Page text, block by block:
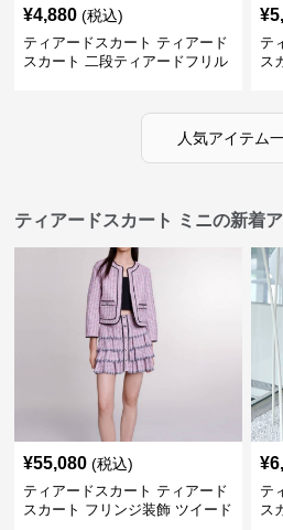
¥4,880 (税込)
ティアードスカート ティアード
スカート 二段ティアードフリル
¥
テ
ス
人気アイテム
ティアードスカート ミニの新着
¥55,080 (税込)
ティアードスカート ティアード
スカート フリンジ装飾 ツイード
¥
テ
ス